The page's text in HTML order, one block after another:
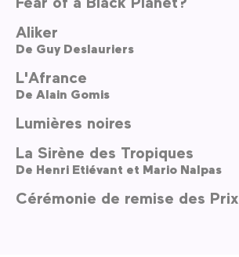
Aliker
De Guy Deslauriers
L'Afrance
De Alain Gomis
Lumières noires
La Sirène des Tropiques
De Henri Etiévant et Mario Nalpas
Cérémonie de remise des Prix